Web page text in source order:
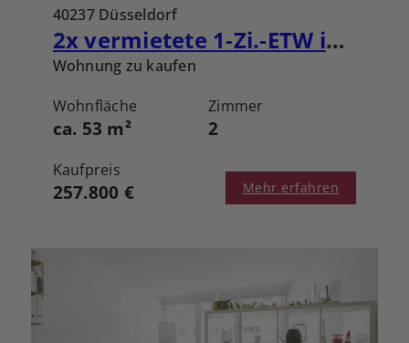
40237 Düsseldorf
2x vermietete 1-Zi.-ETW inmitten von Düsseldorf-Düsseltal zzgl. 1x TG-Stellplatz
Wohnung zu kaufen
Wohnfläche
ca. 53 m²
Zimmer
2
Kaufpreis
257.800 € Mehr erfahren